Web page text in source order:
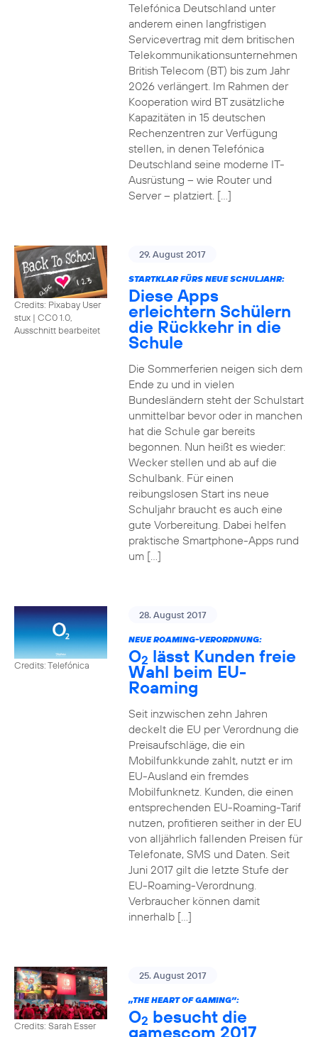
Telefónica Deutschland unter
anderem einen langfristigen
Servicevertrag mit dem britischen
Telekommunikationsunternehmen
British Telecom (BT) bis zum Jahr
2026 verlängert. Im Rahmen der
Kooperation wird BT zusätzliche
Kapazitäten in 15 deutschen
Rechenzentren zur Verfügung
stellen, in denen Telefónica
Deutschland seine moderne IT-
Ausrüstung – wie Router und
Server – platziert. […]
Credits: Pixabay User
stux | CC0 1.0,
Ausschnitt bearbeitet
29. August 2017
STARTKLAR FÜRS NEUE SCHULJAHR:
Diese Apps
erleichtern Schülern
die Rückkehr in die
Schule
Die Sommerferien neigen sich dem
Ende zu und in vielen
Bundesländern steht der Schulstart
unmittelbar bevor oder in manchen
hat die Schule gar bereits
begonnen. Nun heißt es wieder:
Wecker stellen und ab auf die
Schulbank. Für einen
reibungslosen Start ins neue
Schuljahr braucht es auch eine
gute Vorbereitung. Dabei helfen
praktische Smartphone-Apps rund
um […]
Credits: Telefónica
28. August 2017
NEUE ROAMING-VERORDNUNG:
O2 lässt Kunden freie
Wahl beim EU-
Roaming
Seit inzwischen zehn Jahren
deckelt die EU per Verordnung die
Preisaufschläge, die ein
Mobilfunkkunde zahlt, nutzt er im
EU-Ausland ein fremdes
Mobilfunknetz. Kunden, die einen
entsprechenden EU-Roaming-Tarif
nutzen, profitieren seither in der EU
von alljährlich fallenden Preisen für
Telefonate, SMS und Daten. Seit
Juni 2017 gilt die letzte Stufe der
EU-Roaming-Verordnung.
Verbraucher können damit
innerhalb […]
Credits: Sarah Esser
25. August 2017
„THE HEART OF GAMING”:
O2 besucht die
gamescom 2017